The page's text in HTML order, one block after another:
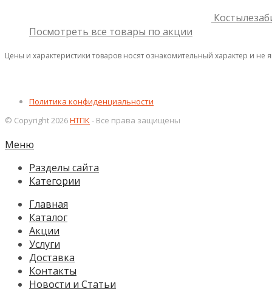
Посмотреть все товары по акции
Цены и характеристики товаров носят ознакомительный характер и не
Политика конфиденциальности
© Copyright 2026НТПК- Все права защищены
Меню
Разделы сайта
Категории
Главная
Каталог
Акции
Услуги
Доставка
Контакты
Новости и Статьи